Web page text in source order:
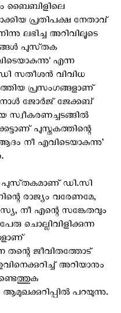
ബൈബിളിലെ
പ്രതിപക്ഷ നേതാവ്
ലഭിച്ച അറിവിലൂടെ
പുസ്‌തക
എന്ന
സതീശൻ വിവിധ
പ്രസംഗങ്ങളാണ്
ജോർജ് ജേക്കബ്
സ്വീകരണച്ചടങ്ങിൽ
പുസ്തകത്തിന്റെ
നീ എവിടെയാകുന്നു’
പുസ്‌തകമാണ് ഡി.സി
രാജ്യം വരേണമേ,
നീ എന്റെ സങ്കേതവും
ചൊല്ലിവിളിക്കുന്ന
തന്റെ ജീവിതത്തോട്
അറിയാനും
പറയുന്നു.